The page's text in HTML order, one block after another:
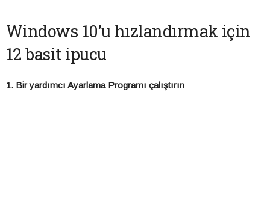
Windows 10’u hızlandırmak için
12 basit ipucu
1. Bir yardımcı Ayarlama Programı çalıştırın